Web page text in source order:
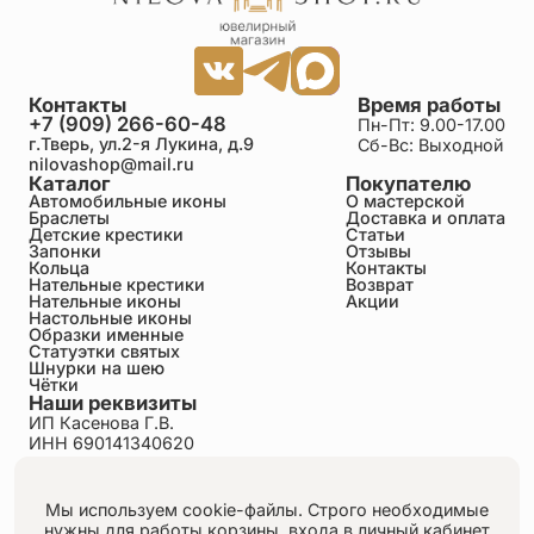
Каталог
Автомобильные иконы
Браслеты
Детские крестики
Запонки
Кольца
Нательные крестики
Нательные иконы
Настольные иконы
Образки именные
Статуэтки святых
Шнурки на шею
Чётки
Покупателю
О мастерской
Доставка и оплата
Статьи
Отзывы
Контакты
Возврат
Акции
Время работы
Пн-Пт: 9.00-17.00
Сб-Вс: Выходной
Контакты
+7 (909) 266-60-48
г.Тверь, ул.2-я Лукина, д.9
nilovashop@mail.ru
Наши реквизиты
ИП Касенова Г.В.
ИНН 690141340620
Пользовательское соглашение
Публичная оферта
Мы используем cookie-файлы. Строго необходимые
нужны для работы корзины, входа в личный кабинет